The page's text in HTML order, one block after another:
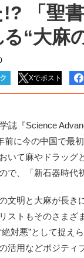
「聖
“大麻
Xでポスト
誌『Science
前に今の中国で最
いて麻やドラッグ
で、「新石器時代
文明と大麻が長き
ストもそのさまざ
絶対悪”として捉え
活用などポジティ